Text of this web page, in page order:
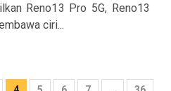
Reno13 Pro 5G, Reno13
ciri...